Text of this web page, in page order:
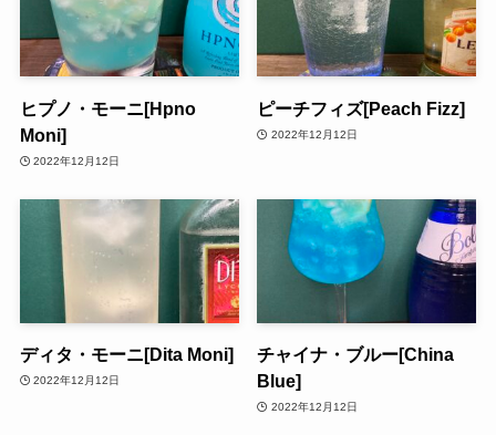
ヒプノ・モーニ[Hpno
Moni]
2022年12月12日
ピーチフィズ[Peach Fizz]
2022年12月12日
ディタ・モーニ[Dita Moni]
2022年12月12日
チャイナ・ブルー[China
Blue]
2022年12月12日